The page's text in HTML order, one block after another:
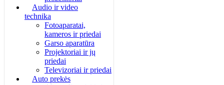
Audio ir video
technika
Fotoaparatai,
kameros ir priedai
Garso aparatūra
Projektoriai ir jų
priedai
Televizoriai ir priedai
Auto prekės